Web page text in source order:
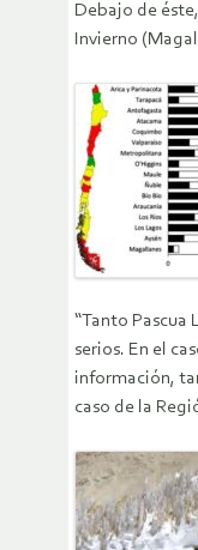
Debajo de
Invierno
“Tanto
serios. En el
información,
caso de la